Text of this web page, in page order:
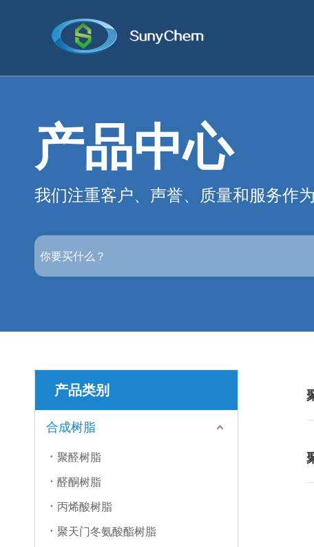
产品中心
我们注重客户、声誉、质量和服务作
产品类别
合成树脂
聚醛树脂
醛酮树脂
丙烯酸树脂
聚天门冬氨酸酯树脂